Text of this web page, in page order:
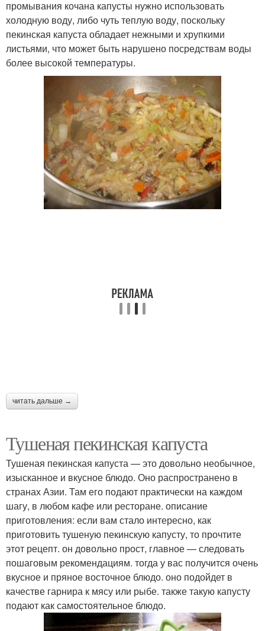
промывания кочана капусты нужно использовать
холодную воду, либо чуть теплую воду, поскольку
пекинская капуста обладает нежными и хрупкими
листьями, что может быть нарушено посредствам воды
более высокой температуры.
читать дальше →
Тушеная пекинская капуста
Тушеная пекинская капуста — это довольно необычное,
изысканное и вкусное блюдо. Оно распространено в
странах Азии. Там его подают практически на каждом
шагу, в любом кафе или ресторане. описание
приготовления: если вам стало интересно, как
приготовить тушеную пекинскую капусту, то прочтите
этот рецепт. он довольно прост, главное — следовать
пошаговым рекомендациям. тогда у вас получится очень
вкусное и пряное восточное блюдо. оно подойдет в
качестве гарнира к мясу или рыбе. также такую капусту
подают как самостоятельное блюдо.